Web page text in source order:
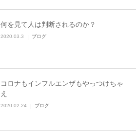
何を見て人は判断されるのか？
2020.03.3 ブログ
コロナもインフルエンザもやっつけちゃ
え
2020.02.24 ブログ